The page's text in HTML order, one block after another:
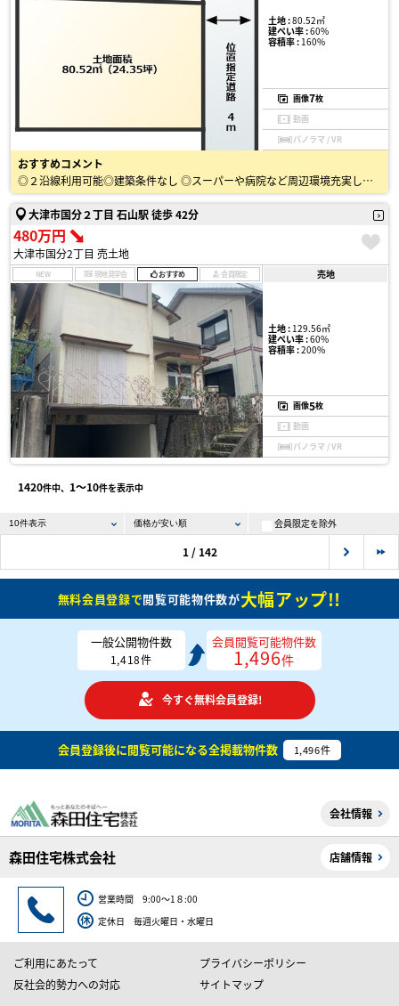
土地 :80.52㎡
建ぺい率 :60%
容積率 :160%
画像7枚
動画
パノラマ / VR
おすすめコメント
◎２沿線利用可能◎建築条件なし ◎スーパーや病院など周辺環境充実しています！
大津市国分２丁目 石山駅 徒歩 42分
480万円
大津市国分2丁目 売土地
NEW 現地見学会 おすすめ 会員限定 売地
土地 :129.56㎡
建ぺい率 :60%
容積率 :200%
画像5枚
動画
パノラマ / VR
1420件中、 1〜10件を表示中
会員限定を除外
1 / 142
無料会員登録で閲覧可能物件数が大幅アップ!!
一般公開物件数
1,418件
会員閲覧可能物件数
1,496件
今すぐ無料会員登録!
会員登録後に閲覧可能になる全掲載物件数 1,496件
会社情報
森田住宅株式会社 店舗情報
営業時間 9:00～1８:00
定休日 毎週火曜日・水曜日
ご利用にあたって
プライバシーポリシー
反社会的勢力への対応
サイトマップ